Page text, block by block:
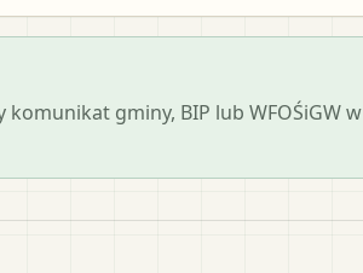
gminy, BIP lub WFOŚiGW w